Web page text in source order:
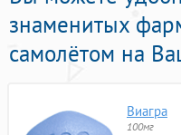
знаменитых
самолётом на
Виагра
100мг